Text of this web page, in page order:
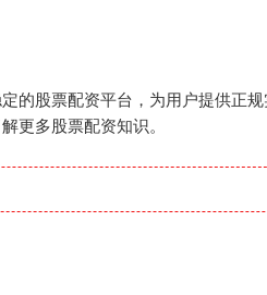
的股票配资平台，为用户提供正
更多股票配资知识。